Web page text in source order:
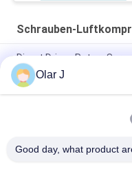
Schrauben-
Direct Driven Rotary
Cooling
Portable Industrial Screw
22kw schrauben den
Olar J
Good day, what product